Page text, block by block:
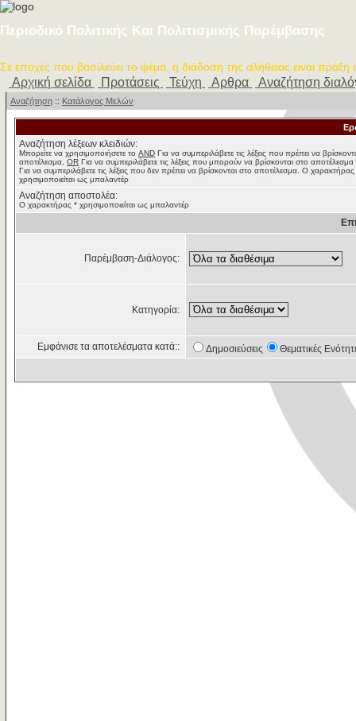
Περιοδικό Πολιτικής Και Πολιτισμικής Παρέμβασης
Σε εποχές που βασιλεύει το ψέμα, η διάδοση της αλήθειας είναι πράξη
Αρχική σελίδα Προτάσεις Τεύχη Αρθρα Αναζήτηση
Αναζήτηση :: Κατάλογος Μελών
Αναζήτηση λέξεων κλειδιών:
Μπορείτε να χρησιμοποιήσετε το AND Για να συμπεριλάβετε τις λέξεις που πρέπει να
αποτέλεσμα, OR Για να συμπεριλάβετε τις λέξεις που μπορούν να βρίσκονται στο αποτέλεσμα
Για να συμπεριλάβετε τις λέξεις που δεν πρέπει να βρίσκονται στο αποτέλεσμα. Ο
χρησιμοποιείται ως μπαλαντέρ
Αναζήτηση αποστολέα:
Ο χαρακτήρας * χρησιμοποιείται ως μπαλαντέρ
Παρέμβαση-Διάλογος:
Κατηγορία:
Εμφάνισε τα αποτελέσματα κατά:: Δημοσιεύσεις Θεματικές